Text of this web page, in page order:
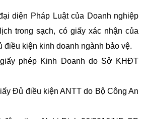
diện Pháp Luật của Doanh nghiệp
trong sạch, có giấy xác nhận của
điều kiện kinh doanh ngành bảo vệ.
phép Kinh Doanh do Sở KHĐT
Đủ điều kiện ANTT do Bộ Công An